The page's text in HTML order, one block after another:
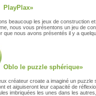
PlayPlax»
beaucoup les jeux de construction
nous vous présentons un jeu de
que nous avons présentés il y a
Oblo le puzzle sphérique»
créateur croate a imaginé un
et aiguiseront leur capacité de
imbriquées les unes dans les